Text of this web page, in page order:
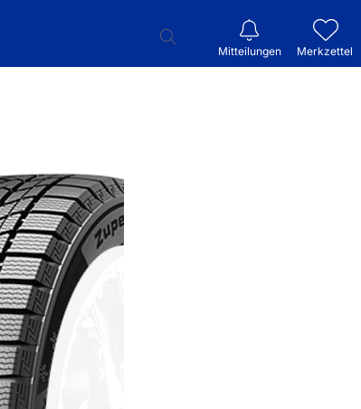
Mitteilungen Merkzettel